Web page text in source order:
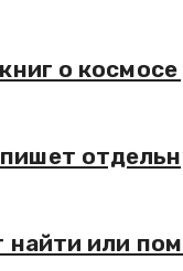
о
найти или